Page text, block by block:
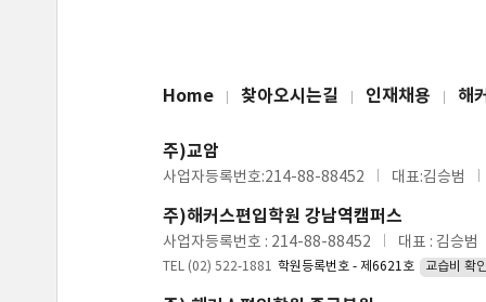
Home 찾아오시는길 인재채용 해
주)교암
사업자등록번호:214-88-88452 대표:김승범
주)해커스편입학원 강남역캠퍼스
사업자등록번호 : 214-88-88452 대표 : 김승범
TEL (02) 522-1881 학원등록번호 - 제6621호 교습비 확